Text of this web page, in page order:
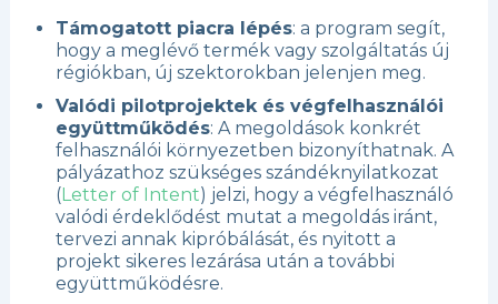
Támogatott piacra lépés: a program segít,
hogy a meglévő termék vagy szolgáltatás új
régiókban, új szektorokban jelenjen meg.
Valódi pilotprojektek és végfelhasználói
együttműködés: A megoldások konkrét
felhasználói környezetben bizonyíthatnak. A
pályázathoz szükséges szándéknyilatkozat
(Letter of Intent) jelzi, hogy a végfelhasználó
valódi érdeklődést mutat a megoldás iránt,
tervezi annak kipróbálását, és nyitott a
projekt sikeres lezárása után a további
együttműködésre.